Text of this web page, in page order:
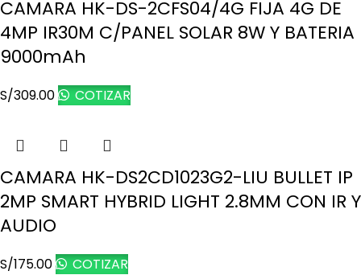
CAMARA HK-DS-2CFS04/4G FIJA 4G DE
4MP IR30M C/PANEL SOLAR 8W Y BATERIA
9000mAh
S/309.00 COTIZAR
CAMARA HK-DS2CD1023G2-LIU BULLET IP
2MP SMART HYBRID LIGHT 2.8MM CON IR Y
AUDIO
S/175.00 COTIZAR